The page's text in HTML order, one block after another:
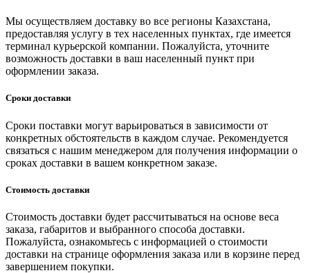
Мы осуществляем доставку во все регионы Казахстана,
предоставляя услугу в тех населенных пунктах, где имеется
терминал курьерской компании. Пожалуйста, уточните
возможность доставки в ваш населенный пункт при
оформлении заказа.
Сроки доставки
Сроки поставки могут варьироваться в зависимости от
конкретных обстоятельств в каждом случае. Рекомендуется
связаться с нашим менеджером для получения информации о
сроках доставки в вашем конкретном заказе.
Стоимость доставки
Стоимость доставки будет рассчитываться на основе веса
заказа, габаритов и выбранного способа доставки.
Пожалуйста, ознакомьтесь с информацией о стоимости
доставки на странице оформления заказа или в корзине перед
завершением покупки.